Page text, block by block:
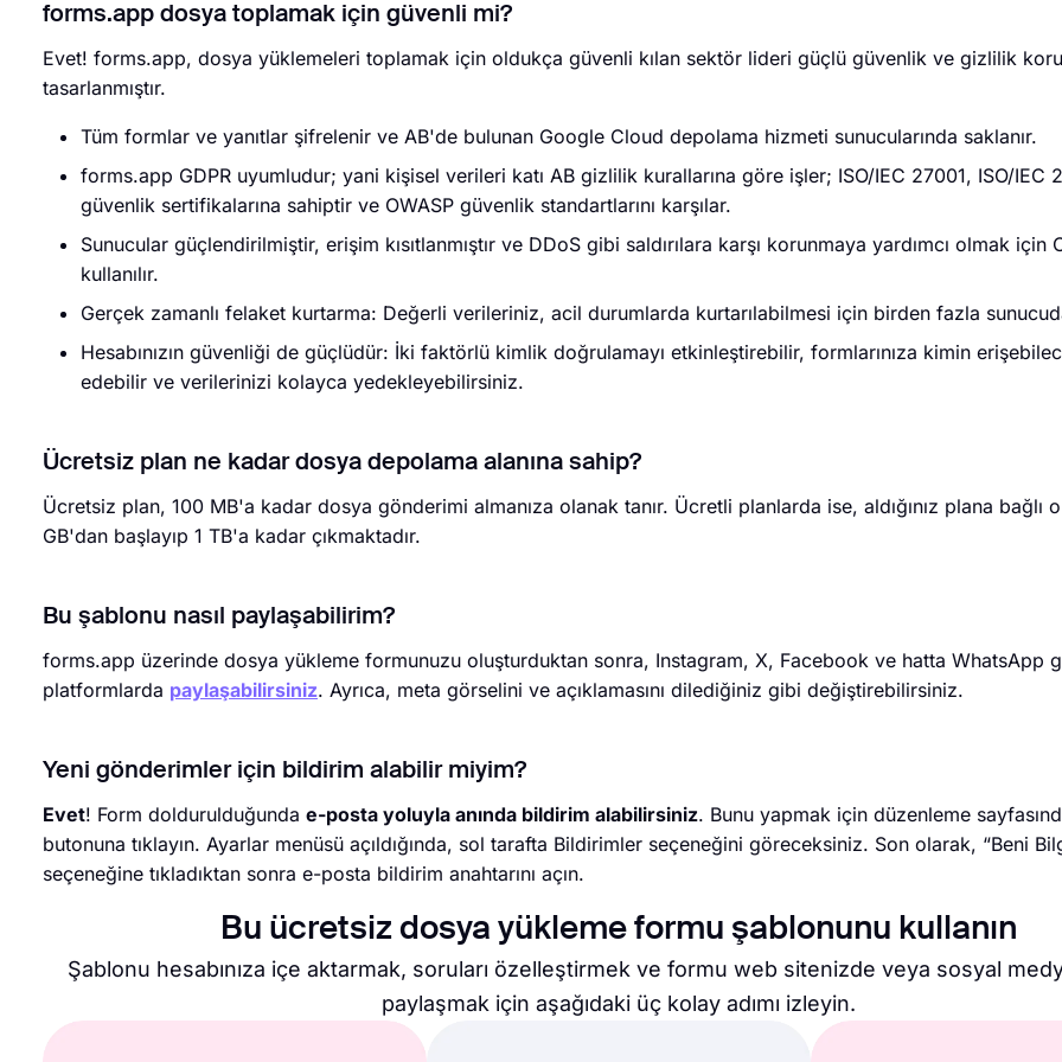
forms.app dosya toplamak için güvenli mi?
Evet! forms.app, dosya yüklemeleri toplamak için oldukça güvenli kılan sektör lideri güçlü güvenlik ve gizlilik
tasarlanmıştır.
Tüm formlar ve yanıtlar şifrelenir ve AB'de bulunan Google Cloud depolama hizmeti sunucularında saklanır.
forms.app GDPR uyumludur; yani kişisel verileri katı AB gizlilik kurallarına göre işler; ISO/IEC 27001, ISO/IEC
güvenlik sertifikalarına sahiptir ve OWASP güvenlik standartlarını karşılar.
Sunucular güçlendirilmiştir, erişim kısıtlanmıştır ve DDoS gibi saldırılara karşı korunmaya yardımcı olmak için
kullanılır.
Gerçek zamanlı felaket kurtarma: Değerli verileriniz, acil durumlarda kurtarılabilmesi için birden fazla
Hesabınızın güvenliği de güçlüdür: İki faktörlü kimlik doğrulamayı etkinleştirebilir, formlarınıza kimin
edebilir ve verilerinizi kolayca yedekleyebilirsiniz.
Ücretsiz plan ne kadar dosya depolama alanına sahip?
Ücretsiz plan, 100 MB'a kadar dosya gönderimi almanıza olanak tanır. Ücretli planlarda ise, aldığınız plana bağlı
GB'dan başlayıp 1 TB'a kadar çıkmaktadır.
Bu şablonu nasıl paylaşabilirim?
forms.app üzerinde dosya yükleme formunuzu oluşturduktan sonra, Instagram, X, Facebook ve hatta WhatsApp
platformlarda paylaşabilirsiniz. Ayrıca, meta görselini ve açıklamasını dilediğiniz gibi değiştirebilirsiniz.
Yeni gönderimler için bildirim alabilir miyim?
Evet! Form doldurulduğunda e-posta yoluyla anında bildirim alabilirsiniz. Bunu yapmak için düzenleme
butonuna tıklayın. Ayarlar menüsü açıldığında, sol tarafta Bildirimler seçeneğini göreceksiniz. Son olarak, “Beni
seçeneğine tıkladıktan sonra e-posta bildirim anahtarını açın.
Bu ücretsiz dosya yükleme formu şablonunu kullanın
Şablonu hesabınıza içe aktarmak, soruları özelleştirmek ve formu web sitenizde veya sosyal
paylaşmak için aşağıdaki üç kolay adımı izleyin.